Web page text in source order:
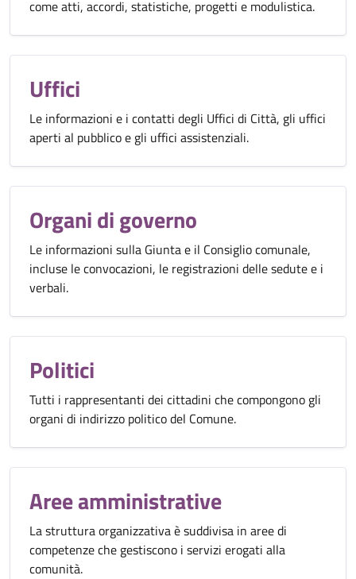
come atti, accordi, statistiche, progetti e modulistica.
Uffici
Le informazioni e i contatti degli Uffici di Città, gli uffici
aperti al pubblico e gli uffici assistenziali.
Organi di governo
Le informazioni sulla Giunta e il Consiglio comunale,
incluse le convocazioni, le registrazioni delle sedute e i
verbali.
Politici
Tutti i rappresentanti dei cittadini che compongono gli
organi di indirizzo politico del Comune.
Aree amministrative
La struttura organizzativa è suddivisa in aree di
competenze che gestiscono i servizi erogati alla
comunità.